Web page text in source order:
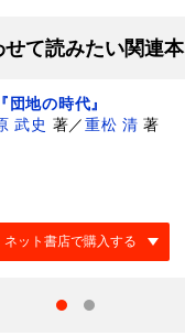
せて読みたい関連本
『団地の時代』
武史 著／重松 清 著
ネット書店で購入する